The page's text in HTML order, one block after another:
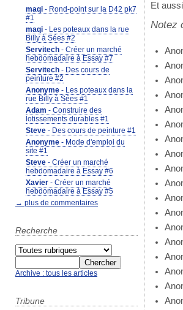
maqi - Rond-point sur la D42 pk7
#1
maqi - Les poteaux dans la rue
Billy à Sées #2
Servitech - Créer un marché
hebdomadaire à Essay #7
Servitech - Des cours de
peinture #2
Anonyme - Les poteaux dans la
rue Billy à Sées #1
Adam - Construire des
lotissements durables #1
Steve - Des cours de peinture #1
Anonyme - Mode d'emploi du
site #1
Steve - Créer un marché
hebdomadaire à Essay #6
Xavier - Créer un marché
hebdomadaire à Essay #5
→ plus de commentaires
Recherche
Archive : tous les articles
Tribune
Et
Notez